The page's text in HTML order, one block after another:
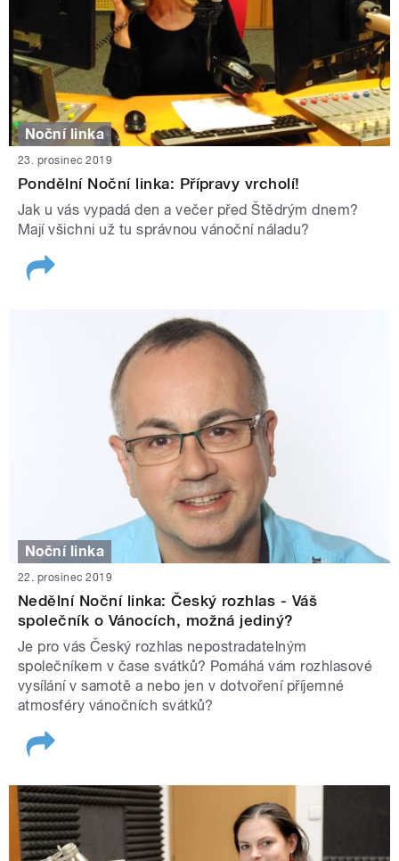
Noční linka
23. prosinec 2019
Pondělní Noční linka: Přípravy vrcholí!
Jak u vás vypadá den a večer před Štědrým dnem?
Mají všichni už tu správnou vánoční náladu?
Noční linka
22. prosinec 2019
Nedělní Noční linka: Český rozhlas - Váš
společník o Vánocích, možná jediný?
Je pro vás Český rozhlas nepostradatelným
společníkem v čase svátků? Pomáhá vám rozhlasové
vysílání v samotě a nebo jen v dotvoření příjemné
atmosféry vánočních svátků?